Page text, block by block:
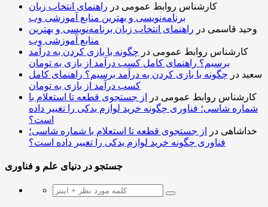
کارشناس روابط عمومی در راهنمای انتخاب زبان
برنامه‌نویسی و بهترین منابع آموزشی وب
وحید قاسمی در راهنمای انتخاب زبان برنامه‌نویسی و بهترین
منابع آموزشی وب
کارشناس روابط عمومی در چگونه با بازی کردن به درآمد
برسیم؟ راهنمای کامل کسب درآمد از بازی به تومان
سعید در چگونه با بازی کردن به درآمد برسیم؟ راهنمای کامل
کسب درآمد از بازی به تومان
کارشناس روابط عمومی در
از جستجوی قطعه تا استعلام با
شماره شاسی؛ فناوری چگونه خرید لوازم یدکی را تغییر داده
است؟
خداشاهی در
از جستجوی قطعه تا استعلام با شماره شاسی؛
فناوری چگونه خرید لوازم یدکی را تغییر داده است؟
جستجو در دنیای علم و فناوری